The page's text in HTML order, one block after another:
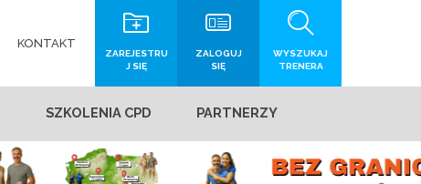
KONTAKT
WYSZUKAJ
TRENERA
ZALOGUJ
SIĘ
ZAREJESTRU
J SIĘ
SZKOLENIA CPD PARTNERZY